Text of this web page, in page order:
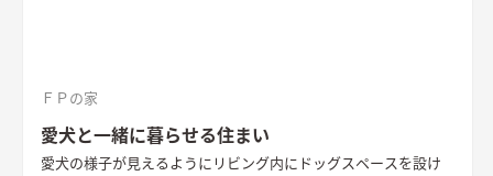
ＦＰの家
愛犬と一緒に暮らせる住まい
愛犬の様子が見えるようにリビング内にドッグスペースを設け